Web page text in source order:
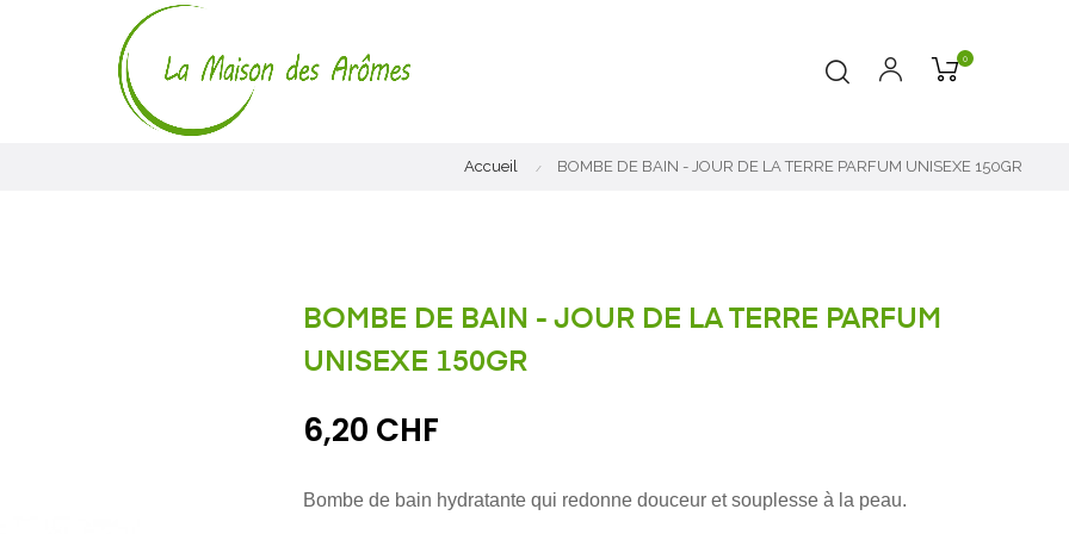
0
Accueil BOMBE DE BAIN - JOUR DE LA TERRE PARFUM UNISEXE 150GR
BOMBE DE BAIN - JOUR DE LA TERRE PARFUM
UNISEXE 150GR
6,20 CHF
Bombe de bain hydratante qui redonne douceur et souplesse à la peau.